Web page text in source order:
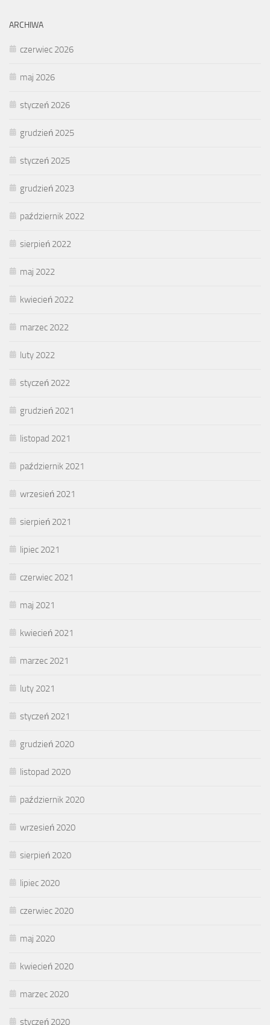
ARCHIWA
czerwiec 2026
maj 2026
styczeń 2026
grudzień 2025
styczeń 2025
grudzień 2023
październik 2022
sierpień 2022
maj 2022
kwiecień 2022
marzec 2022
luty 2022
styczeń 2022
grudzień 2021
listopad 2021
październik 2021
wrzesień 2021
sierpień 2021
lipiec 2021
czerwiec 2021
maj 2021
kwiecień 2021
marzec 2021
luty 2021
styczeń 2021
grudzień 2020
listopad 2020
październik 2020
wrzesień 2020
sierpień 2020
lipiec 2020
czerwiec 2020
maj 2020
kwiecień 2020
marzec 2020
styczeń 2020